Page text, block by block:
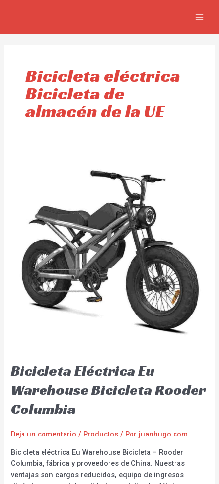
Bicicleta eléctrica
Bicicleta de
almacén de la UE
Bicicleta Eléctrica Eu
Warehouse Bicicleta Rooder
Columbia
Deja un comentario / Productos / Por juanhugo.com
Bicicleta eléctrica Eu Warehouse Bicicleta – Rooder
Columbia, fábrica y proveedores de China. Nuestras
ventajas son cargos reducidos, equipo de ingresos